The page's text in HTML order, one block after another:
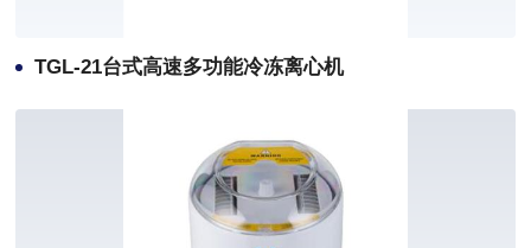
TGL-21台式高速多功能冷冻离心机